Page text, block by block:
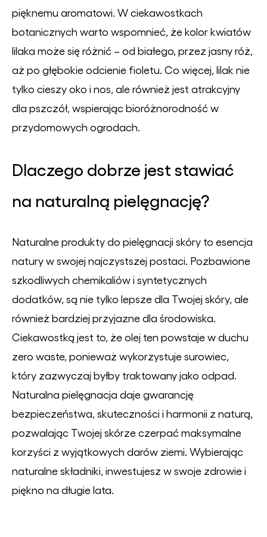
pięknemu aromatowi. W ciekawostkach
botanicznych warto wspomnieć, że kolor kwiatów
lilaka może się różnić – od białego, przez jasny róż,
aż po głębokie odcienie fioletu. Co więcej, lilak nie
tylko cieszy oko i nos, ale również jest atrakcyjny
dla pszczół, wspierając bioróżnorodność w
przydomowych ogrodach.
Dlaczego dobrze jest stawiać
na naturalną pielęgnację?
Naturalne produkty do pielęgnacji skóry to esencja
natury w swojej najczystszej postaci. Pozbawione
szkodliwych chemikaliów i syntetycznych
dodatków, są nie tylko lepsze dla Twojej skóry, ale
również bardziej przyjazne dla środowiska.
Ciekawostką jest to, że olej ten powstaje w duchu
zero waste, ponieważ wykorzystuje surowiec,
który zazwyczaj byłby traktowany jako odpad.
Naturalna pielęgnacja daje gwarancję
bezpieczeństwa, skuteczności i harmonii z naturą,
pozwalając Twojej skórze czerpać maksymalne
korzyści z wyjątkowych darów ziemi. Wybierając
naturalne składniki, inwestujesz w swoje zdrowie i
piękno na długie lata.